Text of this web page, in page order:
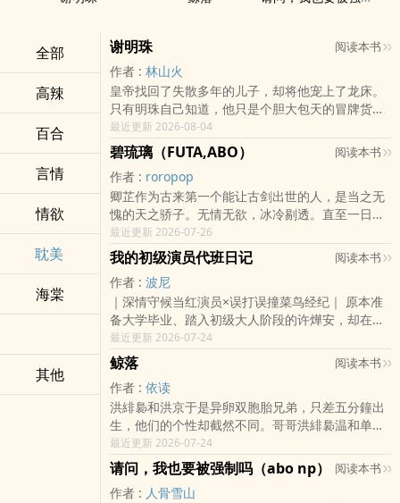
全部
高辣
百合
言情
情欲
耽美
海棠
其他
谢明珠 阅读本书
作者 : 林山火
皇帝找回了失散多年的儿子，却将他宠上了龙床。
只有明珠自己知道，他只是个胆大包天的冒牌货。
封建大爹鳏夫味皇帝x被宠娇的可怜小宝 差18
Tag：BL、古代、双性、父子、年上、1v1
最近更新 2026-08-04
碧琉璃（FUTA,ABO） 阅读本书
作者 : roropop
卿芷作为古来第一个能让古剑出世的人，是当之无
愧的天之骄子。无情无欲，冰冷剔透。直至一日，
陌生的少女设计将她囚禁，撩开她衣袍。“你说，你
是不是最下贱的？”排雷：瞎写，解压用的，卿芷靖
川，年上，前期弱攻强受不完全肉文，有剧情，标
题后有括号的是h章受非洁，存在与其他人（AO都
有，都女的）的身体关系和多p情节，有ntr。攻守
攻德(重点！！！）感情上始终1v1设定女A没有阴
囊，有b，所以会有受一边骑一边扣
最近更新 2026-07-26
我的初级演员代班日记 阅读本书
作者 : 波尼
｜深情守候当红演员×误打误撞菜鸟经纪｜ 原本准
备大学毕业、踏入初级大人阶段的许燁安，却在上
班第一天意外与公司的年轻演员，易辰，交换了身
体。 作为名义上的经纪助理，许燁安当然不能让演
员本人..
最近更新 2026-07-24
鲸落 阅读本书
作者 : 依读
洪緋裊和洪京于是异卵双胞胎兄弟，只差五分鐘出
生，他们的个性却截然不同。哥哥洪緋裊温和单
纯，弟弟洪京于聪明活泼，两人像是鲸鱼和飞鸟，
处在世界的两端。 高中遇见宋落后，洪緋裊的生活
產生天翻地覆的..
最近更新 2026-07-24
请问，我也要被强制吗（abo np） 阅读本书
作者 : 人骨雪山